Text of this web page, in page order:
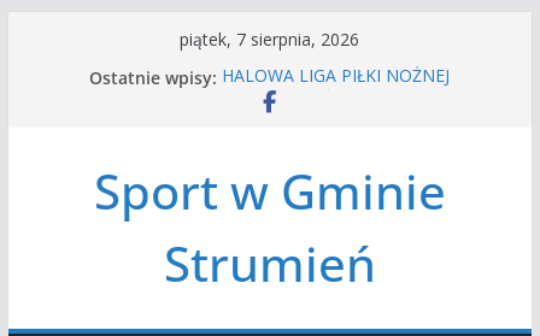
piątek, 7 sierpnia, 2026
Ostatnie wpisy: HALOWA LIGA PIŁKI NOŻNEJ
LATO W MIEŚCIE’2026
Czwórbój lekkoatletyczny
Sport w Gminie
Strumień